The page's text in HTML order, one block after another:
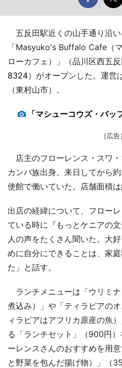
五反田駅近くの山手通り沿
「Masyuko's Buffalo Cafe（
ローカフェ）」（品川区西五
8324）がオープンした。運営
（東村山市）。
「マシューコウズ・バ
［広告］
店主のフローレンス・スワ
カンバ族出身。来日してから
使館で働いていた。店舗面積は
出店の経緯について、フロー
ている時に『もっとケニアの
人の声をたくさん聞いた。大
めに自分にできることは、家
た」と話す。
ランチメニューは「ウリミ
煮込み）」や「ティラピアの
ィラピアはアフリカ原産の魚
る「ランチセット」（900円
ーレンスさんのおすすめを用
と野菜を包んだ揚げ物）」（